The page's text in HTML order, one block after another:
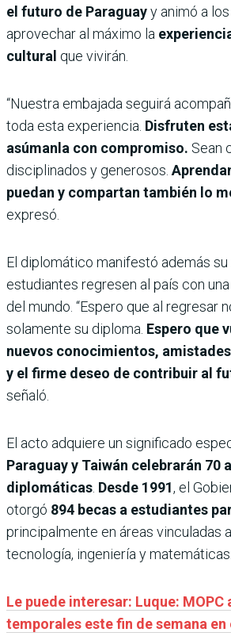
el futuro de Paraguayy animó a
aprovechar al máximo la
cultural que vivirán.
“Nuestra embajada seguirá
toda esta experiencia. Disfruten
asúmanla con compromiso. Sean
disciplinados y generosos.
puedan y compartan también lo
expresó.
El diplomático manifestó además
estudiantes regresen al país con
del mundo. “Espero que al regresar
solamente su diploma. Espero que
nuevos conocimientos,
y el firme deseo de contribuir al
señaló.
El acto adquiere un significado
Paraguay y Taiwán celebrarán 70
diplomáticas. Desde 1991, el
otorgó 894 becas a estudiantes
principalmente en áreas vinculadas
tecnología, ingeniería y matemáticas.
Le puede interesar: Luque: MOPC
temporales este fin de semana en